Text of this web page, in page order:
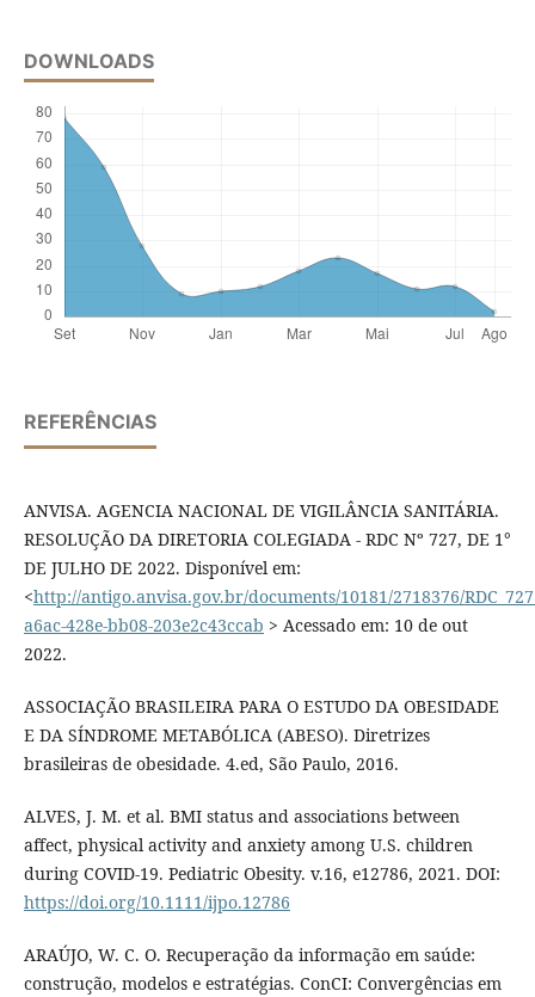
DOWNLOADS
REFERÊNCIAS
ANVISA. AGENCIA NACIONAL DE VIGILÂNCIA SANITÁRIA.
RESOLUÇÃO DA DIRETORIA COLEGIADA - RDC Nº 727, DE 1°
DE JULHO DE 2022. Disponível em:
<http://antigo.anvisa.gov.br/documents/10181/2718376/
a6ac-428e-bb08-203e2c43ccab > Acessado em: 10 de out
2022.
ASSOCIAÇÃO BRASILEIRA PARA O ESTUDO DA OBESIDADE
E DA SÍNDROME METABÓLICA (ABESO). Diretrizes
brasileiras de obesidade. 4.ed, São Paulo, 2016.
ALVES, J. M. et al. BMI status and associations between
affect, physical activity and anxiety among U.S. children
during COVID-19. Pediatric Obesity. v.16, e12786, 2021. DOI:
https://doi.org/10.1111/ijpo.12786
ARAÚJO, W. C. O. Recuperação da informação em saúde:
construção, modelos e estratégias. ConCI: Convergências em